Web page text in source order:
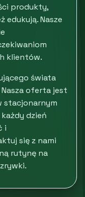
produkty,
edukują. Nasze
klientów.
świata
Nasza oferta jest
stacjonarnym
dzień
i
się z nami
rutynę na